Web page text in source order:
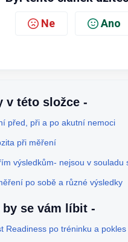
Ne Ano
v této složce -
před, při a po akutní nemoci
při měření
výsledkům- nejsou v souladu
po sobě a různé výsledky
by se vám líbit -
Readiness po tréninku a